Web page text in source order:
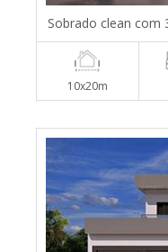
Sobrado clean com
10x20m